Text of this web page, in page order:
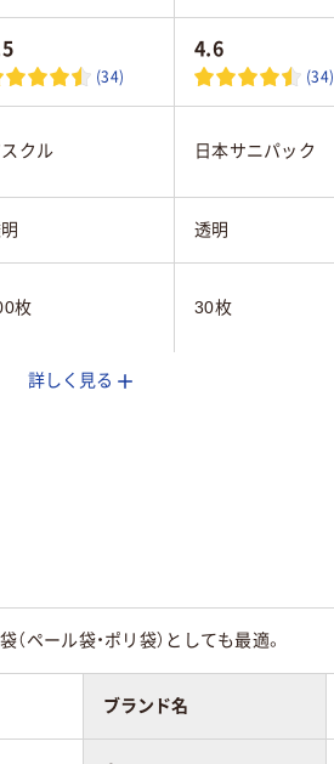
(34)
4.6
(34)
クル 日本サニパック
透明
枚 30枚
イオマスプラスチ
10％）
詳しく見る
ペール袋・ポリ袋）としても最適。
ブランド名